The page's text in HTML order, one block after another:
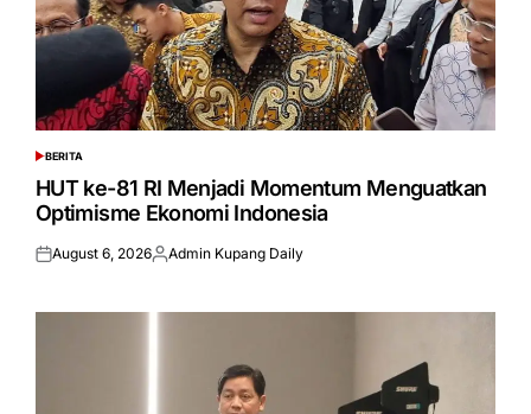
POSTED
IN
BERITA
HUT ke-81 RI Menjadi Momentum Menguatkan
Optimisme Ekonomi Indonesia
Posted
August 6, 2026Posted
Admin Kupang Daily